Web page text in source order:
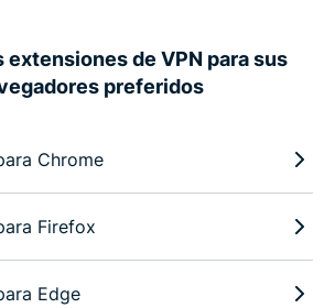
extensiones de VPN para sus
preferidos
Chrome
Firefox
Edge